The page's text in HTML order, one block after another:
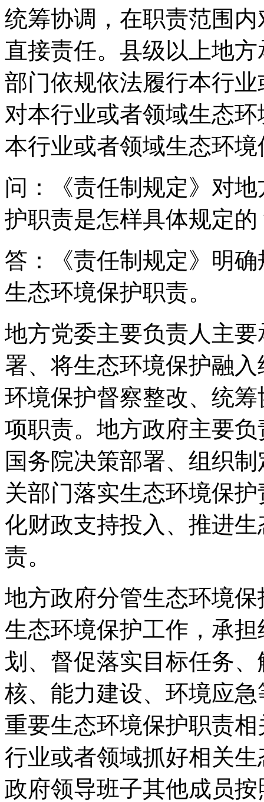
统筹协调，在职责范围
直接责任。县级以上地
部门依规依法履行本行
对本行业或者领域生态
本行业或者领域生态环
问：《责任制规定》对
护职责是怎样具体规定的
答：《责任制规定》明
生态环境保护职责。
地方党委主要负责人主
署、将生态环境保护融
环境保护督察整改、统
项职责。地方政府主要
国务院决策部署、组织
关部门落实生态环境保
化财政支持投入、推进
责。
地方政府分管生态环境
生态环境保护工作，承
划、督促落实目标任务
核、能力建设、环境应
重要生态环境保护职责
行业或者领域抓好相关
政府领导班子其他成员